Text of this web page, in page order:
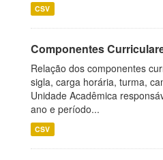
CSV
Componentes
Relação dos componentes
sigla, carga horária, turma,
Unidade Acadêmica
ano e período...
CSV